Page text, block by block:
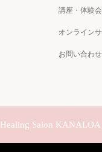
講座・体験会
オンライン
お問い合わせ
Healing Salon